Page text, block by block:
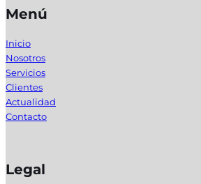
Menú
Inicio
Nosotros
Servicios
Clientes
Actualidad
Contacto
Legal